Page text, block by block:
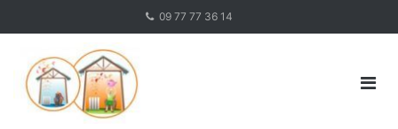
09 77 77 36 14